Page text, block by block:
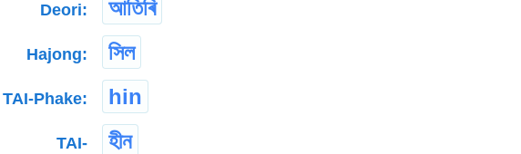
Deori: আতিৰি
Hajong: সিল
TAI-Phake: hin
TAI-
হীন